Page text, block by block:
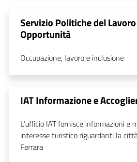
Servizio Politiche del
Opportunità
Occupazione, lavoro e inclusione
IAT Informazione e
L’ufficio IAT fornisce informazioni e
interesse turistico riguardanti la
Ferrara